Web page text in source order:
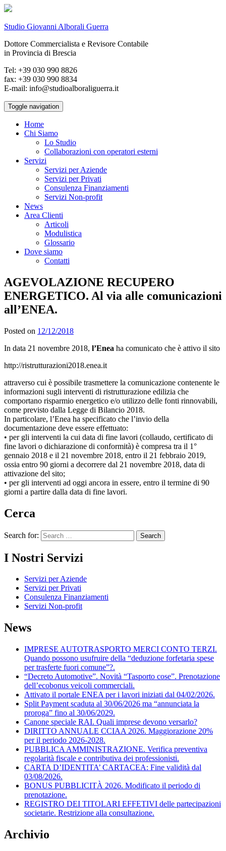
Studio Giovanni Alborali Guerra
Dottore Commercialista e Revisore Contabile
in Provincia di Brescia
Tel: +39 030 990 8826
fax: +39 030 990 8834
E-mail: info@studioalboraliguerra.it
Toggle navigation
Home
Chi Siamo
Lo Studio
Collaborazioni con operatori esterni
Servizi
Servizi per Aziende
Servizi per Privati
Consulenza Finanziamenti
Servizi Non-profit
News
Area Clienti
Articoli
Modulistica
Glossario
Dove siamo
Contatti
AGEVOLAZIONE RECUPERO
ENERGETICO. Al via alle comunicazioni
all’ENEA.
Posted on 12/12/2018
In data 21 novembre 2018, l’Enea ha comunicato che è attivo il sito
http://ristrutturazioni2018.enea.it
attraverso cui è possibile trasmettere la comunicazione contenente le
informazioni sugli interventi di ristrutturazione edilizia che
comportano risparmio energetico e/o utilizzo delle fonti rinnovabili,
come previsto dalla Legge di Bilancio 2018.
In particolare, l’Enea ha specificato che l’invio della
documentazione deve essere effettuato:
• per gli interventi la cui data di fine lavori (collaudo, certificato di
fine lavori o dichiarazione di conformità) è compresa tra il 1°
gennaio 2018 e il 21 novembre 2018, entro il 21 febbraio 2019,
ossia entro 90 giorni a decorrere dal 21 novembre 2018, data di
attivazione del sito;
• per gli interventi ad oggi ancora in essere, entro il termine di 90
giorni a partire dalla data di fine lavori.
Cerca
Search for:
I Nostri Servizi
Servizi per Aziende
Servizi per Privati
Consulenza Finanziamenti
Servizi Non-profit
News
IMPRESE AUTOTRASPORTO MERCI CONTO TERZI.
Quando possono usufruire della “deduzione forfetaria spese
per trasferte fuori comune”?.
“Decreto Automotive”. Novità “Tasporto cose”. Prenotazione
dell’ecobonus veicoli commerciali.
Attivato il portale ENEA per i lavori iniziati dal 04/02/2026.
Split Payment scaduta al 30/06/2026 ma “annunciata la
proroga” fino al 30/06/2029.
Canone speciale RAI. Quali imprese devono versarlo?
DIRITTO ANNUALE CCIAA 2026. Maggiorazione 20%
per il periodo 2026-2028.
PUBBLICA AMMINISTRAZIONE. Verifica preventiva
regolarità fiscale e contributiva dei professionisti.
CARTA D’IDENTITA’ CARTACEA: Fine validità dal
03/08/2026.
BONUS PUBBLICITÀ 2026. Modificato il periodo di
prenotazione.
REGISTRO DEI TITOLARI EFFETIVI delle partecipazioni
societarie. Restrizione alla consultazione.
Archivio